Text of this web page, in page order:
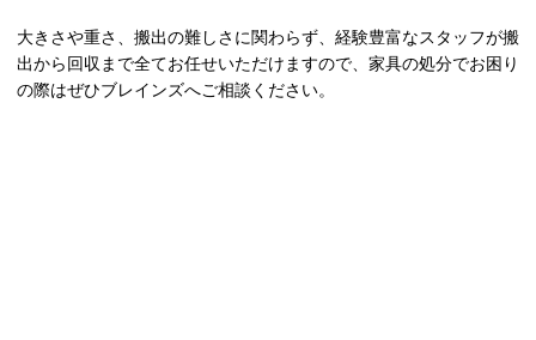
大きさや重さ、搬出の難しさに関わらず、経験豊富なスタッフが搬
出から回収まで全てお任せいただけますので、家具の処分でお困り
の際はぜひブレインズへご相談ください。